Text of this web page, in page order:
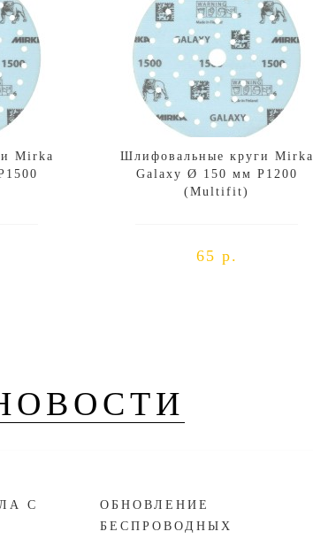
Mirka
Шлифовальные круги Mirka
Galaxy Ø 150 мм P1200
(Multifit)
65 р.
С
ОБНОВЛЕНИЕ
БЕСПРОВОДНЫХ